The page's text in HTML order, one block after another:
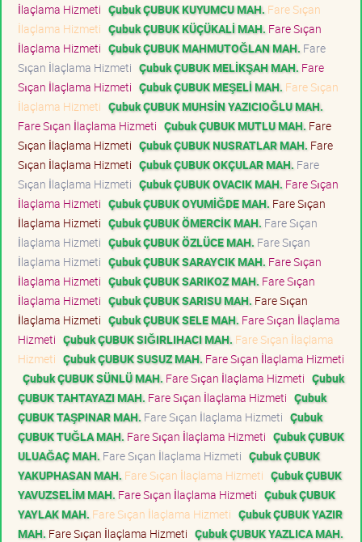
İlaçlama Hizmeti Çubuk ÇUBUK KUYUMCU MAH. Fare Sıçan
İlaçlama Hizmeti Çubuk ÇUBUK KÜÇÜKALİ MAH. Fare Sıçan
İlaçlama Hizmeti Çubuk ÇUBUK MAHMUTOĞLAN MAH. Fare
Sıçan İlaçlama Hizmeti Çubuk ÇUBUK MELİKŞAH MAH. Fare
Sıçan İlaçlama Hizmeti Çubuk ÇUBUK MEŞELİ MAH. Fare Sıçan
İlaçlama Hizmeti Çubuk ÇUBUK MUHSİN YAZICIOĞLU MAH.
Fare Sıçan İlaçlama Hizmeti Çubuk ÇUBUK MUTLU MAH. Fare
Sıçan İlaçlama Hizmeti Çubuk ÇUBUK NUSRATLAR MAH. Fare
Sıçan İlaçlama Hizmeti Çubuk ÇUBUK OKÇULAR MAH. Fare
Sıçan İlaçlama Hizmeti Çubuk ÇUBUK OVACIK MAH. Fare Sıçan
İlaçlama Hizmeti Çubuk ÇUBUK OYUMİĞDE MAH. Fare Sıçan
İlaçlama Hizmeti Çubuk ÇUBUK ÖMERCİK MAH. Fare Sıçan
İlaçlama Hizmeti Çubuk ÇUBUK ÖZLÜCE MAH. Fare Sıçan
İlaçlama Hizmeti Çubuk ÇUBUK SARAYCIK MAH. Fare Sıçan
İlaçlama Hizmeti Çubuk ÇUBUK SARIKOZ MAH. Fare Sıçan
İlaçlama Hizmeti Çubuk ÇUBUK SARISU MAH. Fare Sıçan
İlaçlama Hizmeti Çubuk ÇUBUK SELE MAH. Fare Sıçan İlaçlama
Hizmeti Çubuk ÇUBUK SIĞIRLIHACI MAH. Fare Sıçan İlaçlama
Hizmeti Çubuk ÇUBUK SUSUZ MAH. Fare Sıçan İlaçlama Hizmeti
Çubuk ÇUBUK SÜNLÜ MAH. Fare Sıçan İlaçlama Hizmeti Çubuk
ÇUBUK TAHTAYAZI MAH. Fare Sıçan İlaçlama Hizmeti Çubuk
ÇUBUK TAŞPINAR MAH. Fare Sıçan İlaçlama Hizmeti Çubuk
ÇUBUK TUĞLA MAH. Fare Sıçan İlaçlama Hizmeti Çubuk ÇUBUK
ULUAĞAÇ MAH. Fare Sıçan İlaçlama Hizmeti Çubuk ÇUBUK
YAKUPHASAN MAH. Fare Sıçan İlaçlama Hizmeti Çubuk ÇUBUK
YAVUZSELİM MAH. Fare Sıçan İlaçlama Hizmeti Çubuk ÇUBUK
YAYLAK MAH. Fare Sıçan İlaçlama Hizmeti Çubuk ÇUBUK YAZIR
MAH. Fare Sıçan İlaçlama Hizmeti Çubuk ÇUBUK YAZLICA MAH.